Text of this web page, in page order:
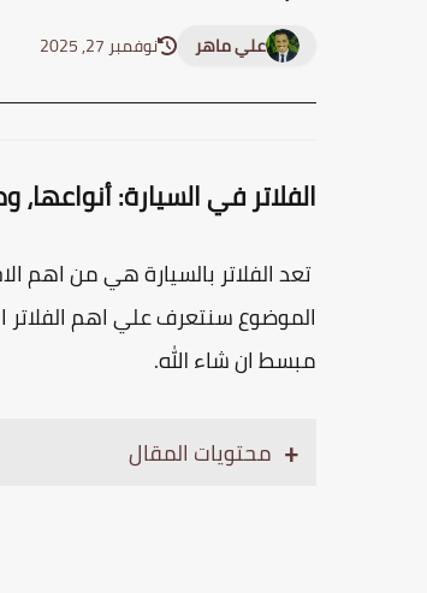
علي ماهر
نوفمبر 27, 2025
الفلاتر في السيارة:
تعد الفلاتر بالسيارة هي من
الموضوع سنتعرف علي اهم
مبسط ان شاء الله.
محتويات المقال